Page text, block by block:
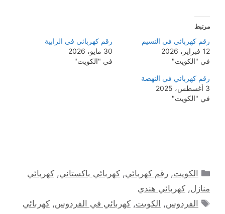
مرتبط
رقم كهربائي في النسيم
12 فبراير، 2026
في "الكويت"
رقم كهربائي في الرابية
30 مايو، 2026
في "الكويت"
رقم كهربائي في النهضة
3 أغسطس، 2025
في "الكويت"
التصنيفات
الكويت,رقم كهربائي,كهربائي باكستاني,كهربائي
منازل, كهربائي هندي
الوسوم
الفردوس, الكويت,كهربائي في الفردوس,كهربائي